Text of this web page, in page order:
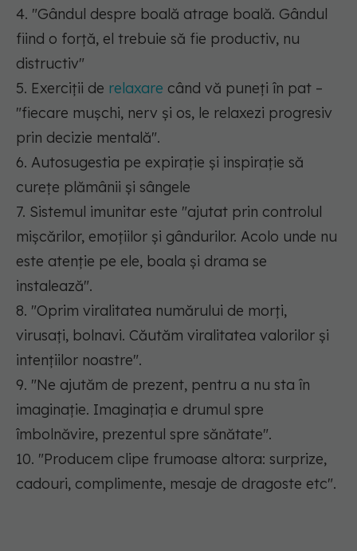
4. "Gândul despre boală atrage boală. Gândul
fiind o forță, el trebuie să fie productiv, nu
distructiv"
5. Exerciții de relaxare când vă puneți în pat –
"fiecare mușchi, nerv și os, le relaxezi progresiv
prin decizie mentală".
6. Autosugestia pe expirație și inspirație să
curețe plămânii și sângele
7. Sistemul imunitar este "ajutat prin controlul
mișcărilor, emoțiilor și gândurilor. Acolo unde nu
este atenție pe ele, boala și drama se
instalează".
8. "Oprim viralitatea numărului de morți,
virusați, bolnavi. Căutăm viralitatea valorilor și
intențiilor noastre".
9. "Ne ajutăm de prezent, pentru a nu sta în
imaginație. Imaginația e drumul spre
îmbolnăvire, prezentul spre sănătate".
10. "Producem clipe frumoase altora: surprize,
cadouri, complimente, mesaje de dragoste etc".